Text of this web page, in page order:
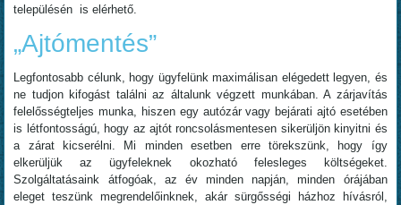
településén is elérhető.
„Ajtómentés”
Legfontosabb célunk, hogy ügyfelünk maximálisan elégedett legyen, és
ne tudjon kifogást találni az általunk végzett munkában. A zárjavítás
felelősségteljes munka, hiszen egy autózár vagy bejárati ajtó esetében
is létfontosságú, hogy az ajtót roncsolásmentesen sikerüljön kinyitni és
a zárat kicserélni. Mi minden esetben erre törekszünk, hogy így
elkerüljük az ügyfeleknek okozható felesleges költségeket.
Szolgáltatásaink átfogóak, az év minden napján, minden órájában
eleget teszünk megrendelőinknek, akár sürgősségi házhoz hívásról,